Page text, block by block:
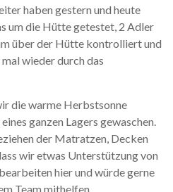
haben gestern und heute
um die Hütte getestet, 2 Adler
über der Hütte kontrolliert und
wieder durch das
die warme Herbstsonne
ganzen Lagers gewaschen.
der Matratzen, Decken
wir etwas Unterstützung von
hier und würde gerne
Team mithelfen.